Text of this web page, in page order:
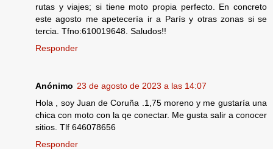
rutas y viajes; si tiene moto propia perfecto. En concreto
este agosto me apetecería ir a París y otras zonas si se
tercia. Tfno:610019648. Saludos!!
Responder
Anónimo 23 de agosto de 2023 a las 14:07
Hola , soy Juan de Coruña .1,75 moreno y me gustaría una
chica con moto con la qe conectar. Me gusta salir a conocer
sitios. Tlf 646078656
Responder